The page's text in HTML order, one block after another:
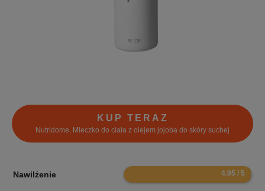
KUP TERAZ
Nutridome, Mleczko do ciała z olejem jojoba do skóry suchej
Nawilżenie 9.9